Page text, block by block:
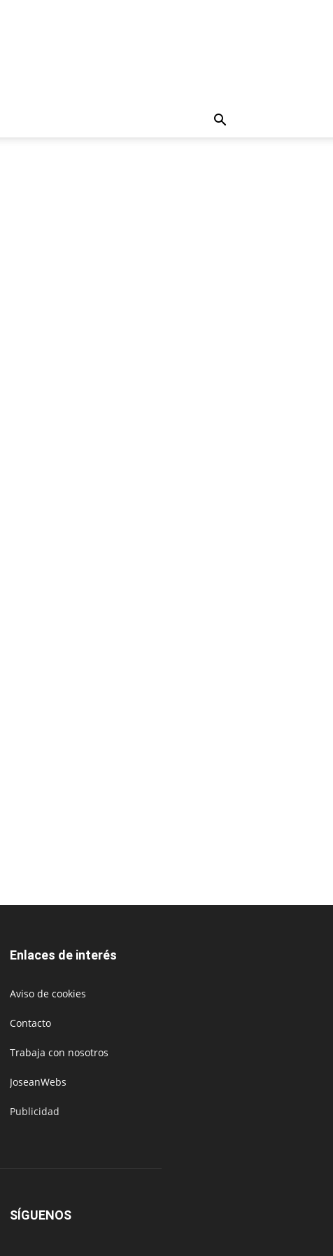
Enlaces de interés
Aviso de cookies
Contacto
Trabaja con nosotros
JoseanWebs
Publicidad
SÍGUENOS